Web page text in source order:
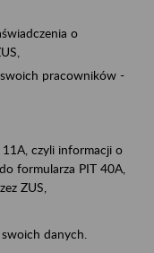
o
pracowników -
czyli informacji o
formularza PIT 40A,
ZUS,
danych.